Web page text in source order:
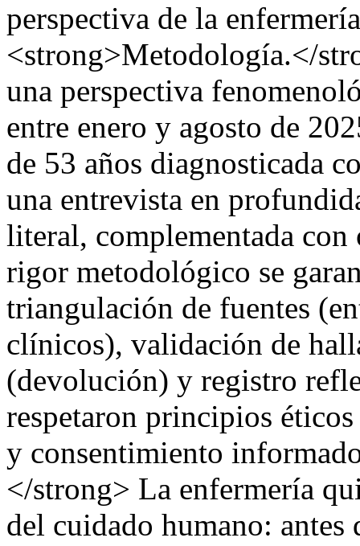
perspectiva de la
<strong>Metodología.</
una perspectiva
entre enero y agosto de
de 53 años diagnosticada
una entrevista en
literal, complementada
rigor metodológico se
triangulación de fuentes
clínicos), validación de
(devolución) y registro
respetaron principios
y consentimiento
</strong> La enfermería
del cuidado humano: